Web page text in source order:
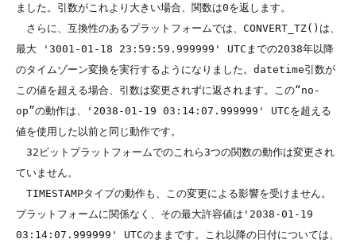
ました。引数がこれより大きい場合、関数は0を返します。
さらに、互換性のあるプラットフォームでは、CONVERT_TZ()は、
最大 '3001-01-18 23:59:59.999999' UTCまでの2038年以降
のタイムゾーン変換を実行するようになりました。datetime引数が
この値を超える場合、引数は変更されずに返されます。この“no-
op”の動作は、'2038-01-19 03:14:07.999999' UTCを超える
値を使用した以前と同じ動作です。
32ビットプラットフォームでのこれら3つの関数の動作は変更され
ていません。
TIMESTAMPタイプの動作も、この変更による影響を受けません。
プラットフォームに関係なく、その最大許容値は'2038-01-19
03:14:07.999999' UTCのままです。これ以降の日付については、